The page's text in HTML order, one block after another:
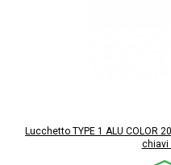
Lucchetto TYPE 1 ALU COLOR
chiavi